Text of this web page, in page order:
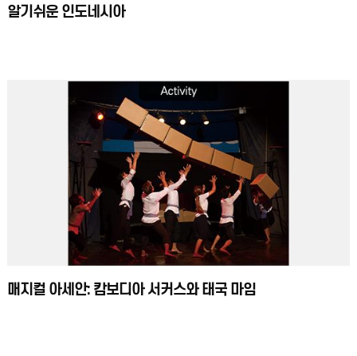
알기쉬운 인도네시아
매지컬 아세안: 캄보디아 서커스와 태국 마임